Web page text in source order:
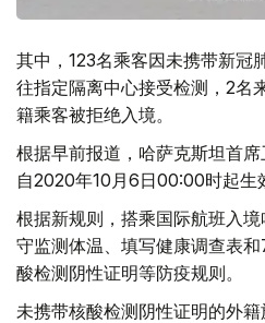
其中，123名乘客因未携带新冠
往指定隔离中心接受检测，2名
籍乘客被拒绝入境。
根据早前报道，哈萨克斯坦首
自2020年10月6日00:00时起生
根据新规则，搭乘国际航班入
守监测体温、填写健康调查表
酸检测阴性证明等防疫规则。
未携带核酸检测阴性证明的外籍